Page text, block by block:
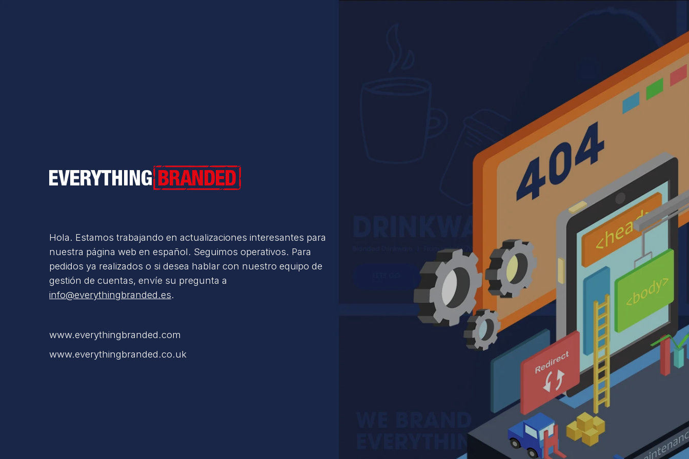
Everything Branded
Hola. Estamos trabajando en actualizaciones interesantes para
nuestra página web en español. Seguimos operativos. Para
pedidos ya realizados o si desea hablar con nuestro equipo de
gestión de cuentas, envíe su pregunta a
info@everythingbranded.es.
www.everythingbranded.com
www.everythingbranded.co.uk